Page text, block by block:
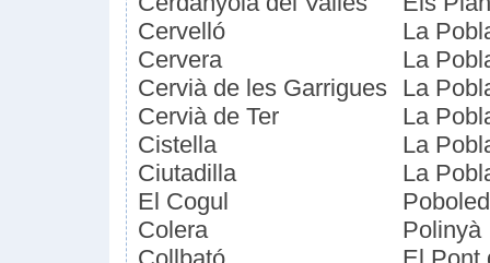
Cervelló
Cervera
Cervià de les Garrigues
Cervià de Ter
Cistella
Ciutadilla
El Cogul
Colera
La
La
La
La
La
La
Polinyà